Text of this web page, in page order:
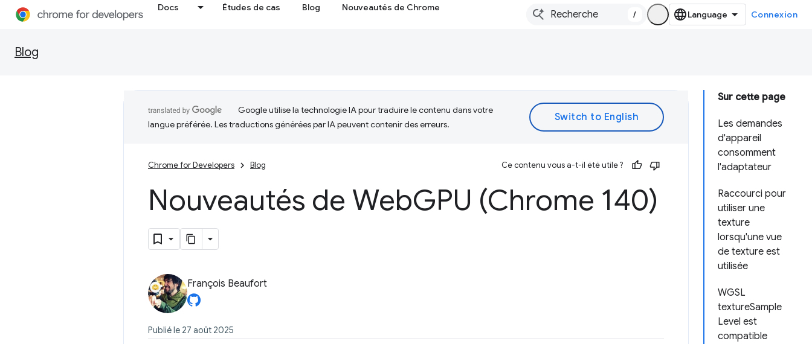
Docs Études de cas Blog Nouveautés de Chrome
/ Connexion
Blog
Sur cette page
Les demandes
d'appareil
consomment
l'adaptateur
Raccourci pour
utiliser une
texture
lorsqu'une vue
de texture est
utilisée
WGSL
textureSample
Level est
compatible
Google utilise la technologie IA pour traduire le contenu dans votre
langue préférée. Les traductions générées par IA peuvent contenir des erreurs.
Chrome for Developers Blog Ce contenu vous a-t-il été utile ?
Nouveautés de WebGPU (Chrome 140)
François Beaufort
Publié le 27 août 2025